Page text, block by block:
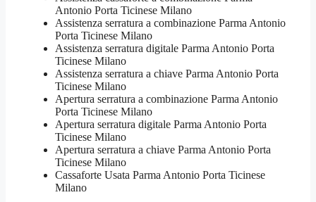
Antonio Porta Ticinese Milano
​Assistenza serratura​ ​a combinazione Parma Antonio
Porta Ticinese Milano
Assistenza serratura ​digitale Parma Antonio Porta
Ticinese Milano
Assistenza serratura ​a chiave Parma Antonio Porta
Ticinese Milano
​Apertura serratura​ ​a combinazione Parma Antonio
Porta Ticinese Milano
Apertura serratura​ ​digitale Parma Antonio Porta
Ticinese Milano
​Apertura serratura​ ​a chiave Parma Antonio Porta
Ticinese Milano
​Cassaforte Usata Parma Antonio Porta Ticinese
Milano